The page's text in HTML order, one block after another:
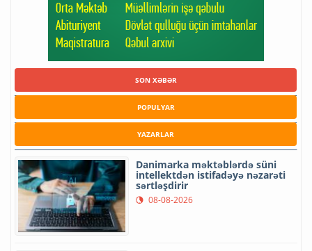
SON XƏBƏR
POPULYAR
YAZARLAR
Danimarka məktəblərdə süni
intellektdən istifadəyə nəzarəti
sərtləşdirir
08-08-2026